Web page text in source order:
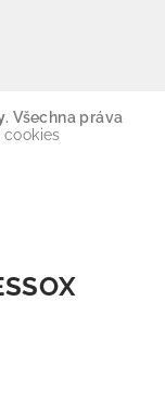
. Všechna práva